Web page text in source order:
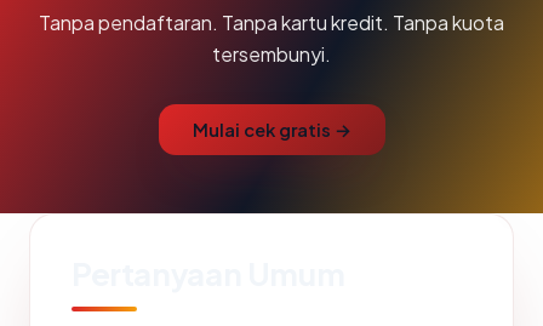
Tanpa pendaftaran. Tanpa kartu kredit. Tanpa kuota
tersembunyi.
Mulai cek gratis →